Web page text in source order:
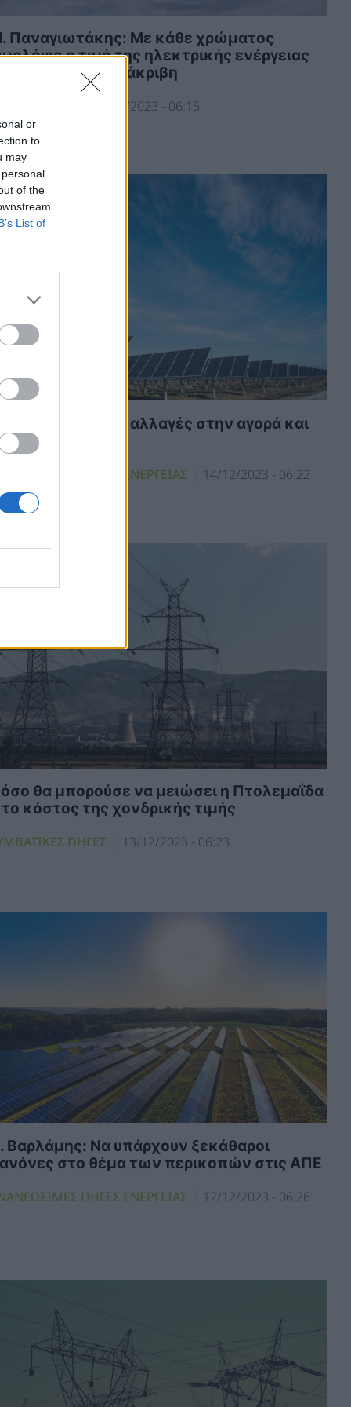
or
to
may
of the
List of
Παναγιωτάκης: Με κάθε χρώματος
η τιμή της ηλεκτρικής ενέργειας
καταστεί πανάκριβη
15/12/2023 - 06:15
Οι αλλαγές στην αγορά και
τιμές
ΠΗΓΕΣ ΕΝΕΡΓΕΙΑΣ 14/12/2023 - 06:22
θα μπορούσε να μειώσει η Πτολεμαΐδα
κόστος της χονδρικής τιμής
ΠΗΓΕΣ 13/12/2023 - 06:23
Βαρλάμης: Να υπάρχουν ξεκάθαροι
στο θέμα των περικοπών στις ΑΠΕ
ΠΗΓΕΣ ΕΝΕΡΓΕΙΑΣ 12/12/2023 - 06:26